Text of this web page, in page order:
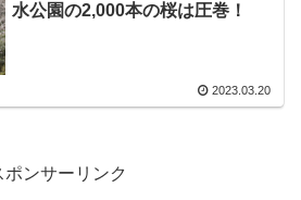
水公園の2,000本の桜は圧巻！
2023.03.20
ポンサーリンク